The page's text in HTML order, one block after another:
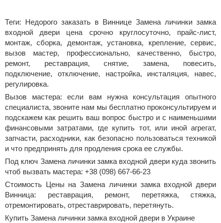
Теги: Недорого заказать в Виннице Замена личинки замка
входной двери цена срочно круглосуточно, прайс-лист,
монтаж, сборка, демонтаж, установка, крепление, сервис,
вызов мастер, профессионально, качественно, быстро,
ремонт, реставрация, снятие, замена, повесить,
подключение, отключение, настройка, инсталяция, навес,
регулировка.
Вызов мастера: если вам нужна консультация опытного
специалиста, звоните нам мы бесплатно проконсультируем и
подскажем как решить ваш вопрос быстро и с наименьшими
финансовыми затратами, где купить тот, или иной агрегат,
запчасти, расходники, как безопасно пользоваться техникой
и что предпринять для продления срока ее службы.
Под ключ Замена личинки замка входной двери куда звонить
чтоб вызвать мастера: +38 (098) 667-66-23
Стоимость Цены на Замена личинки замка входной двери
Винница: реставрация, ремонт, перетяжка, стяжка,
отремонтировать, отреставрировать, перетянуть.
Купить Замена личинки замка входной двери в Украине